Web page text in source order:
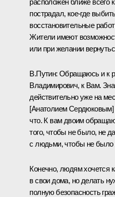
пострадал, кое‑где
восстановительные
Жители имеют
или при желании
В.Путин: Обращаюсь и к
Владимирович, к Вам.
действительно уже на
[Анатолием Сердюковым]
что. К вам двоим
того, чтобы не было, не
с людьми, чтобы не было
Конечно, людям хочется
в свои дома, но делать
полную безопасность